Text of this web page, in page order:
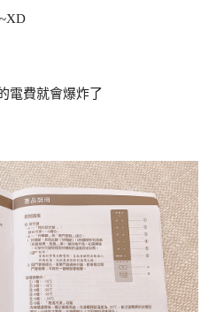
電費就會爆炸了